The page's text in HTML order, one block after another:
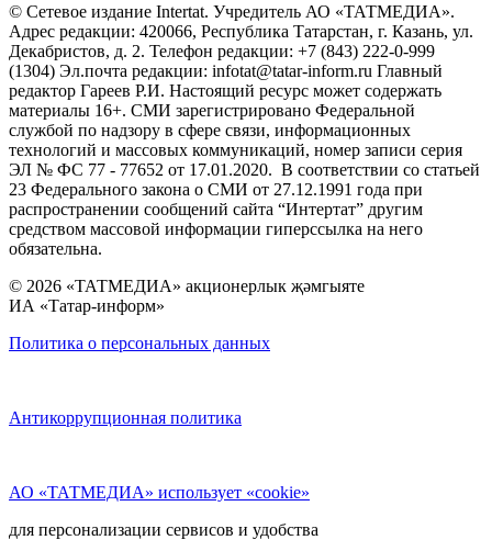
© Сетевое издание Intertat. Учредитель АО «ТАТМЕДИА».
Адрес редакции: 420066, Республика Татарстан, г. Казань, ул.
Декабристов, д. 2. Телефон редакции: +7 (843) 222-0-999
(1304) Эл.почта редакции: infotat@tatar-inform.ru Главный
редактор Гареев Р.И. Настоящий ресурс может содержать
материалы 16+. СМИ зарегистрировано Федеральной
службой по надзору в сфере связи, информационных
технологий и массовых коммуникаций, номер записи серия
ЭЛ № ФС 77 - 77652 от 17.01.2020. В соответствии со статьей
23 Федерального закона о СМИ от 27.12.1991 года при
распространении сообщений сайта “Интертат” другим
средством массовой информации гиперссылка на него
обязательна.
© 2026 «ТАТМЕДИА» акционерлык җәмгыяте
ИА «Татар-информ»
Политика о персональных данных
Антикоррупционная политика
АО «ТАТМЕДИА» использует «cookie»
для персонализации сервисов и удобства